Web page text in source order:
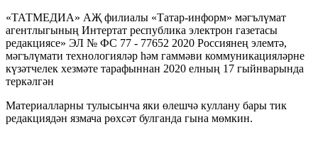
«ТАТМЕДИА» АҖ филиалы «Татар-информ» мәгълүмат
агентлыгының Интертат республика электрон газетасы
редакциясе» ЭЛ № ФС 77 - 77652 2020 Россиянең элемтә,
мәгълүмати технологияләр һәм гаммәви коммуникацияләрне
күзәтчелек хезмәте тарафыннан 2020 елның 17 гыйнварында
теркәлгән
Материалларны тулысынча яки өлешчә куллану бары тик
редакциядән язмача рөхсәт булганда гына мөмкин.